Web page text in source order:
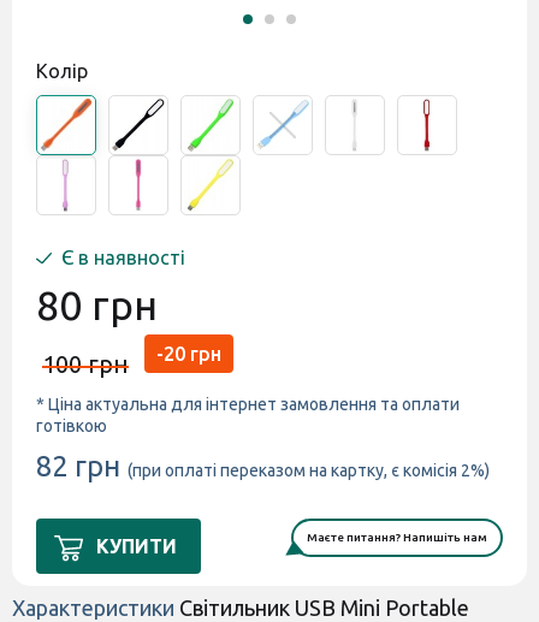
Колір
Є в наявності
80 грн
100 грн -20 грн
* Ціна актуальна для інтернет замовлення та оплати
готівкою
82 грн (при оплаті переказом на картку, є комісія 2%)
КУПИТИ Маєте питання? Напишіть нам
Характеристики Світильник USB Mini Portable